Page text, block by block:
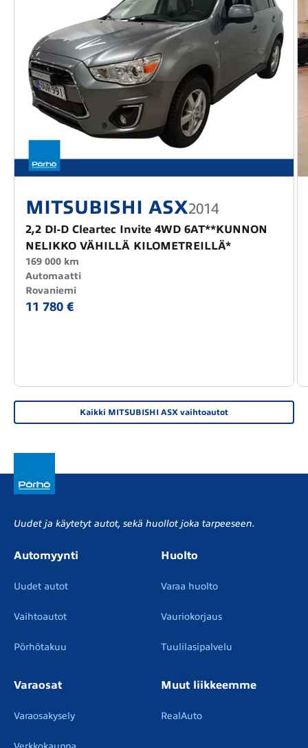
MITSUBISHI ASX2014
2,2 DI-D Cleartec Invite 4WD 6AT**KUNNON
NELIKKO VÄHILLÄ KILOMETREILLÄ*
169 000 km
Automaatti
Rovaniemi
11 780 €
Kaikki MITSUBISHI ASX vaihtoautot
Uudet ja käytetyt autot, sekä huollot joka tarpeeseen.
Automyynti
Uudet autot
Vaihtoautot
Pörhötakuu
Huolto
Varaa huolto
Vauriokorjaus
Tuulilasipalvelu
Varaosat
Varaosakysely
Muut liikkeemme
RealAuto